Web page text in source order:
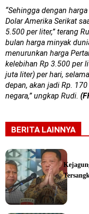
“Sehingga dengan
Dolar Amerika Serikat
5.500 per liter,” terang
bulan harga minyak
menurunkan harga
kelebihan Rp 3.500 per
juta liter) per hari,
depan, akan jadi Rp.
negara,” ungkap Rudi.
BERITA LAINNYA